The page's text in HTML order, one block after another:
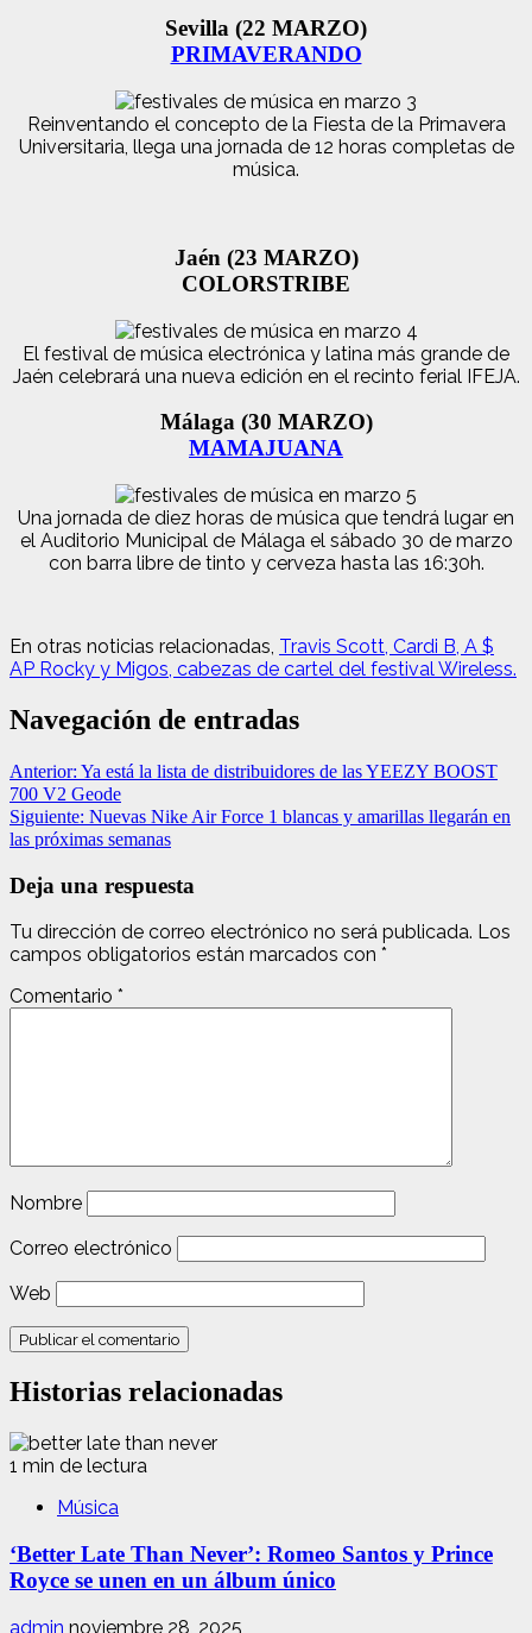
Sevilla (22 MARZO)
PRIMAVERANDO
Reinventando el concepto de la Fiesta de la Primavera
Universitaria, llega una jornada de 12 horas completas de
música.
Jaén (23 MARZO)
COLORSTRIBE
El festival de música electrónica y latina más grande de
Jaén celebrará una nueva edición en el recinto ferial IFEJA.
Málaga (30 MARZO)
MAMAJUANA
Una jornada de diez horas de música que tendrá lugar en
el Auditorio Municipal de Málaga el sábado 30 de marzo
con barra libre de tinto y cerveza hasta las 16:30h.
En otras noticias relacionadas, Travis Scott, Cardi B, A $
AP Rocky y Migos, cabezas de cartel del festival Wireless.
Navegación de entradas
Anterior: Ya está la lista de distribuidores de las YEEZY BOOST
700 V2 Geode
Siguiente: Nuevas Nike Air Force 1 blancas y amarillas llegarán en
las próximas semanas
Deja una respuesta
Tu dirección de correo electrónico no será publicada. Los
campos obligatorios están marcados con *
Comentario *
Nombre
Correo electrónico
Web
Historias relacionadas
1 min de lectura
Música
‘Better Late Than Never’: Romeo Santos y Prince
Royce se unen en un álbum único
admin noviembre 28, 2025